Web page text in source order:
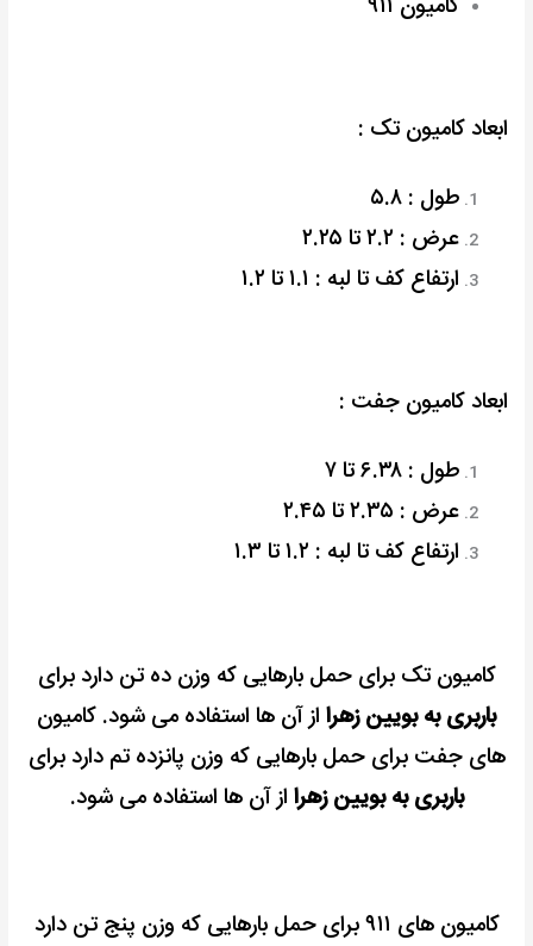
ابعاد کامیون تک :
طول : ۵.۸
عرض : ۲.۲ تا ۲.۲۵
ارتفاع کف تا لبه : ۱.۱ تا ۱.۲
ابعاد کامیون جفت :
طول : ۶.۳۸ تا ۷
عرض : ۲.۳۵ تا ۲.۴۵
ارتفاع کف تا لبه : ۱.۲ تا ۱.۳
کامیون تک برای حمل بارهایی که وزن ده تن دارد برای
باربری به بویین زهرا از آن ها استفاده می شود. کامیون
های جفت برای حمل بارهایی که وزن پانزده تم دارد برای
باربری به بویین زهرا از آن ها استفاده می شود.
کامیون های ۹۱۱ برای حمل بارهایی که وزن پنج تن دارد